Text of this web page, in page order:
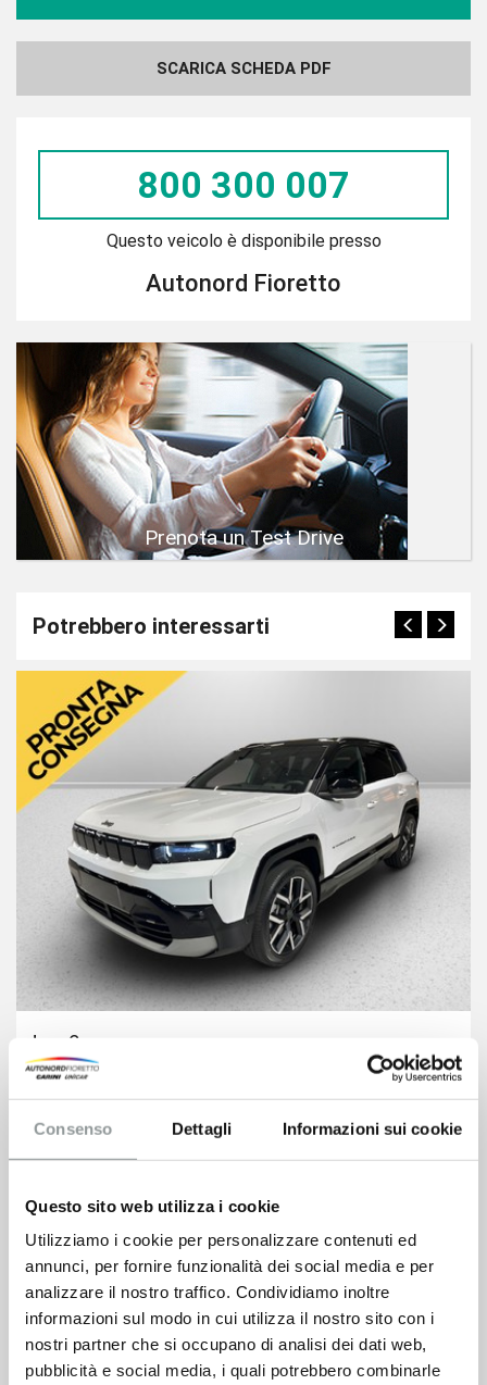
Consenso Dettagli Informazioni sui cookie
Questo sito web utilizza i cookie
Utilizziamo i cookie per personalizzare contenuti ed
annunci, per fornire funzionalità dei social media e per
analizzare il nostro traffico. Condividiamo inoltre
informazioni sul modo in cui utilizza il nostro sito con i
nostri partner che si occupano di analisi dei dati web,
pubblicità e social media, i quali potrebbero combinarle
SCARICA SCHEDA PDF
800 300 007
Questo veicolo è disponibile presso
Autonord Fioretto
Prenota un Test Drive
Potrebbero interessarti
Jeep Compass
58.000 €
VEDI SCHEDA